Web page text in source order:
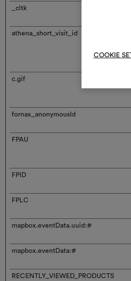
COOKIE
_cltk
athena_short_visit_id
c.gif
fornax_anonymousId
FPAU
FPID
FPLC
mapbox.eventData.uuid:#
mapbox.eventData:#
RECENTLY_VIEWED_PRODUCTS